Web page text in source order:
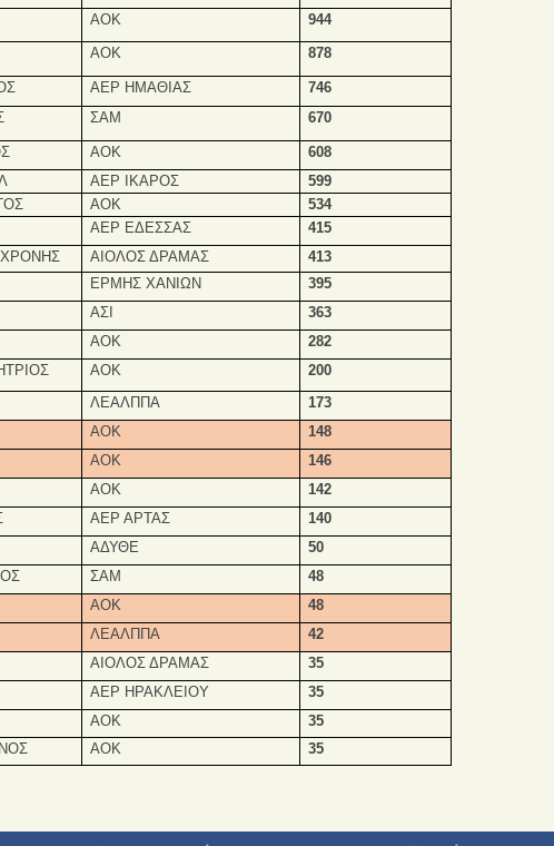
ΑΟΚ
944
ΑΟΚ 878
ΑΕΡ ΗΜΑΘΙΑΣ
746
ΣΑΜ 670
ΑΟΚ
608
ΑΕΡ ΙΚΑΡΟΣ
599
ΑΟΚ
534
ΑΕΡ ΕΔΕΣΣΑΣ
415
ΑΙΟΛΟΣ ΔΡΑΜΑΣ
413
ΕΡΜΗΣ ΧΑΝΙΩΝ
395
ΑΣΙ
363
ΑΟΚ
282
ΑΟΚ
200
ΛΕΑΛΠΠΑ
173
ΑΟΚ
148
ΑΟΚ
146
ΑΟΚ
142
ΑΕΡ ΑΡΤΑΣ
140
ΑΔΥΘΕ
50
ΣΑΜ
48
ΑΟΚ
48
ΛΕΑΛΠΠΑ
42
ΑΙΟΛΟΣ ΔΡΑΜΑΣ
35
ΑΕΡ ΗΡΑΚΛΕΙΟΥ
35
ΑΟΚ
35
ΑΟΚ 35